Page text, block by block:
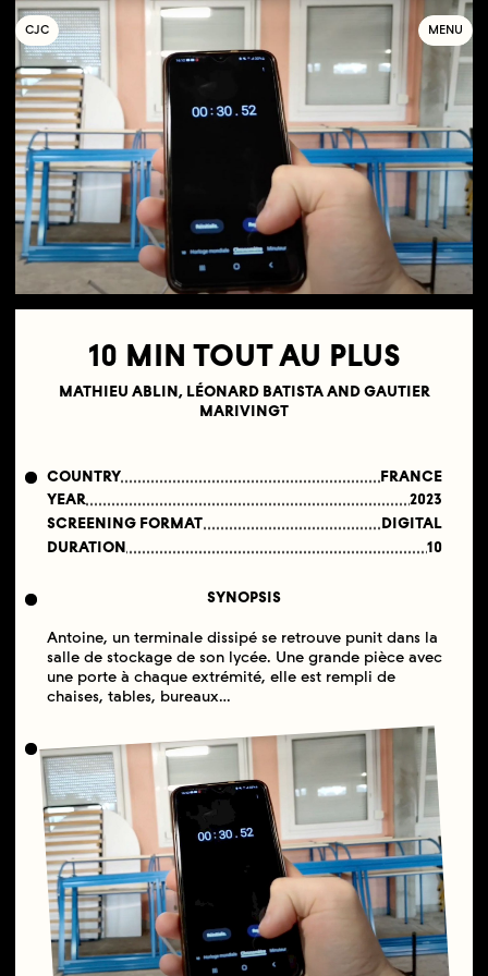
COLLECTIF
JEUNE
C INÉMA MENU
10 MIN TOUT AU PLUS
MATHIEU ABLIN, LÉONARD BATISTA AND GAUTIER
MARIVINGT
COUNTRY
FRANCE
YEAR
2023
SCREENING FORMAT
DIGITAL
DURATION
10
SYNOPSIS
Antoine, un terminale dissipé se retrouve punit dans la
salle de stockage de son lycée. Une grande pièce avec
une porte à chaque extrémité, elle est rempli de
chaises, tables, bureaux…